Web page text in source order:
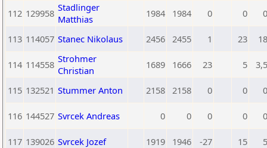
112 129958 Stadlinger
Matthias
1984 1984 0 0 0
113 114057 Stanec Nikolaus 2456 2455 1 23 18
114 114558 Strohmer
Christian
1689 1666 23 5 3,5
115 132521 Stummer Anton 2158 2158 0 0 0
116 144527 Svrcek Andreas 0 0 0 0 0
117 139026 Svrcek Jozef 1919 1946 -27 15 5